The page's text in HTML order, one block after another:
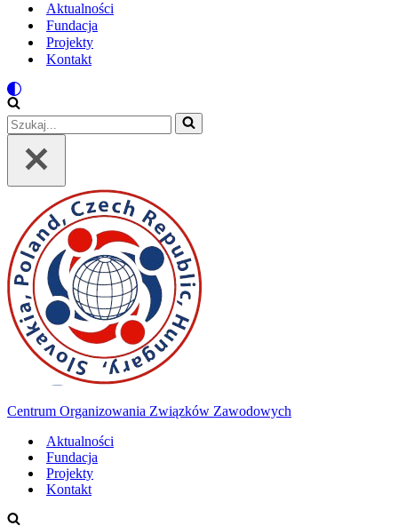
Aktualności
Fundacja
Projekty
Kontakt
Szukaj...
Centrum Organizowania Związków Zawodowych
Aktualności
Fundacja
Projekty
Kontakt